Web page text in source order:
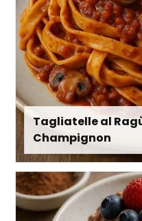
Tagliatelle al
Champignon